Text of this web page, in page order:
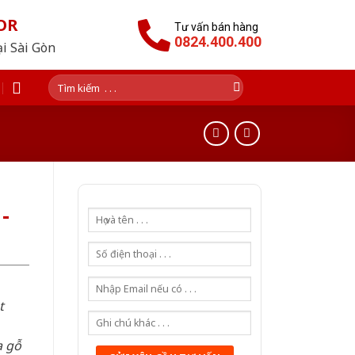
Sài Gòn
Tư vấn bán hàng
0824.400.400
Tìm
kiếm:
gỗ